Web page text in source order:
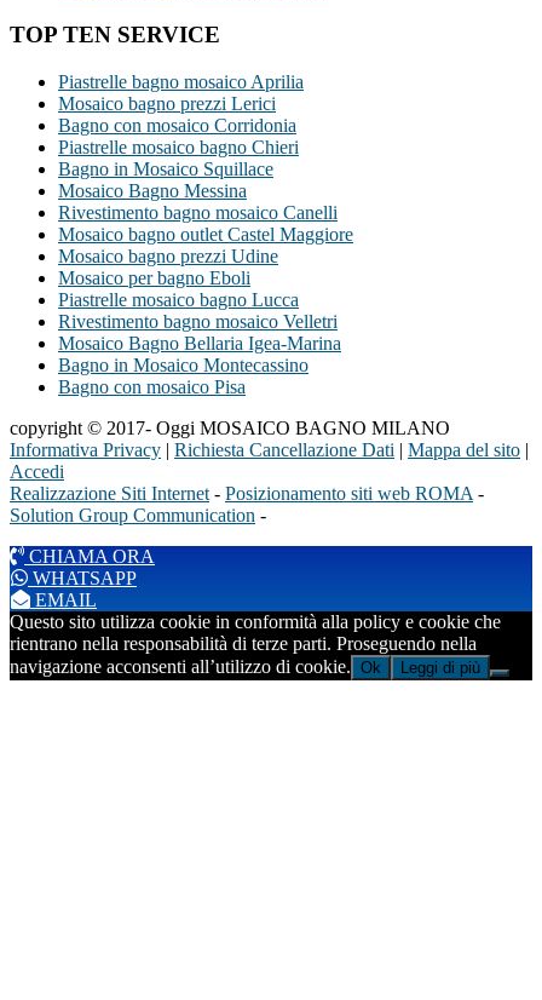
TOP TEN SERVICE
Piastrelle bagno mosaico Aprilia
Mosaico bagno prezzi Lerici
Bagno con mosaico Corridonia
Piastrelle mosaico bagno Chieri
Bagno in Mosaico Squillace
Mosaico Bagno Messina
Rivestimento bagno mosaico Canelli
Mosaico bagno outlet Castel Maggiore
Mosaico bagno prezzi Udine
Mosaico per bagno Eboli
Piastrelle mosaico bagno Lucca
Rivestimento bagno mosaico Velletri
Mosaico Bagno Bellaria Igea-Marina
Bagno in Mosaico Montecassino
Bagno con mosaico Pisa
copyright © 2017- Oggi MOSAICO BAGNO MILANO
Informativa Privacy | Richiesta Cancellazione Dati | Mappa del sito |
Accedi
Realizzazione Siti Internet - Posizionamento siti web ROMA -
Solution Group Communication -
CHIAMA ORA
WHATSAPP
EMAIL
Questo sito utilizza cookie in conformità alla policy e cookie che
rientrano nella responsabilità di terze parti. Proseguendo nella
navigazione acconsenti all’utilizzo di cookie. Ok Leggi di più